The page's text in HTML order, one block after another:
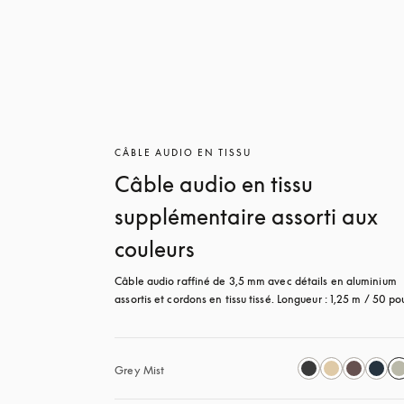
CÂBLE AUDIO EN TISSU
Câble audio en tissu
supplémentaire assorti aux
couleurs
Câble audio raffiné de 3,5 mm avec détails en aluminium
assortis et cordons en tissu tissé. Longueur : 1,25 m / 50
Grey Mist